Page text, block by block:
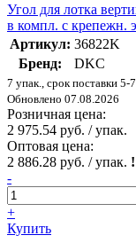
Угол для лотка
в компл. с крепежн.
Артикул: 36822K
Бренд:
DKC
7 упак., срок поставки 5-
Обновлено 07.08.2026
Розничная цена:
2 975.54 руб. / упак.
Оптовая цена:
2 886.28 руб. / упак. !
-
+
Купить